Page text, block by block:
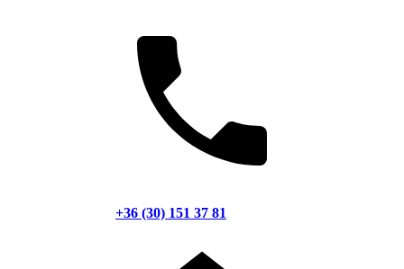
+36 (30) 151 37 81